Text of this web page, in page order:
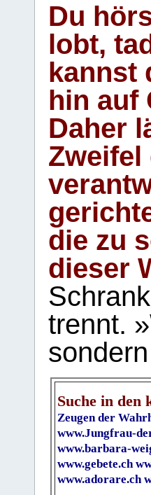
Du
lobt,
kannst
hin auf
Daher
Zweifel
die zu
dieser
trennt.
Suche in den
Zeugen der
www.Jungfrau-
www.barbara-
www.gebete.ch
www.adorare.ch